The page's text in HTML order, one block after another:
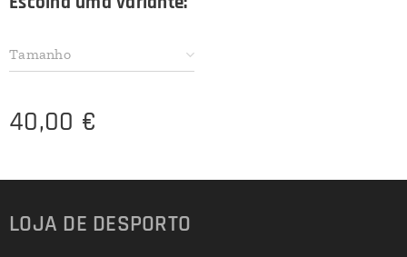
Tamanho
40,00 €
LOJA DE DESPORTO